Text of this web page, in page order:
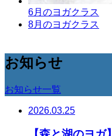
6月のヨガクラス
8月のヨガクラス
お知らせ
お知らせ一覧
2026.03.25